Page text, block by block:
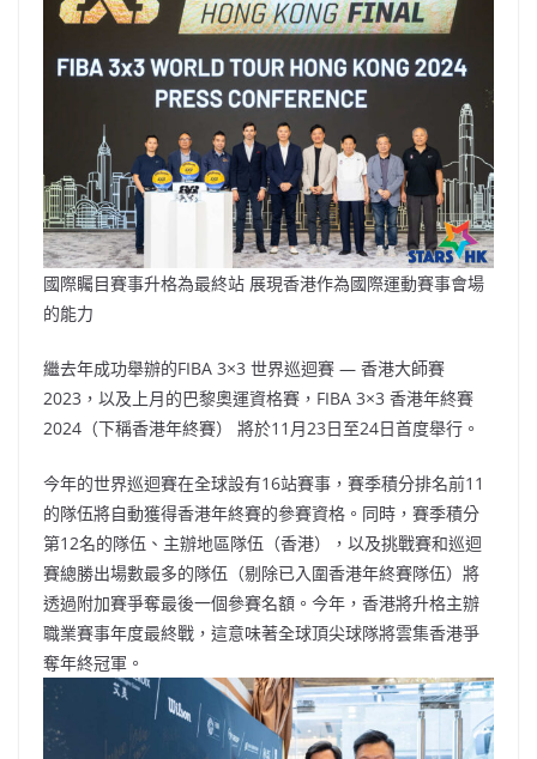
國際矚目賽事升格為最終站 展現香港作為國際運動賽事會場
的能力
繼去年成功舉辦的FIBA 3×3 世界巡迴賽 — 香港大師賽
2023，以及上月的巴黎奧運資格賽，FIBA 3×3 香港年終賽
2024（下稱香港年終賽） 將於11月23日至24日首度舉行。
今年的世界巡迴賽在全球設有16站賽事，賽季積分排名前11
的隊伍將自動獲得香港年終賽的參賽資格。同時，賽季積分
第12名的隊伍、主辦地區隊伍（香港），以及挑戰賽和巡迴
賽總勝出場數最多的隊伍（剔除已入圍香港年終賽隊伍）將
透過附加賽爭奪最後一個參賽名額。今年，香港將升格主辦
職業賽事年度最終戰，這意味著全球頂尖球隊將雲集香港爭
奪年終冠軍。